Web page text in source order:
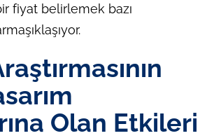
fiyat belirlemek bazı
Olan Etkileri